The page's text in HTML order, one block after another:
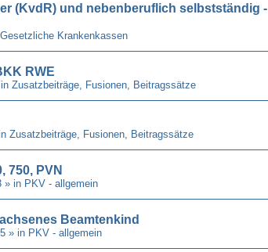
(KvdR) und nebenberuflich selbstständig -
Gesetzliche Krankenkassen
RWE
Zusatzbeiträge, Fusionen, Beitragssätze
Zusatzbeiträge, Fusionen, Beitragssätze
750, PVN
» in PKV - allgemein
Beamtenkind
» in PKV - allgemein